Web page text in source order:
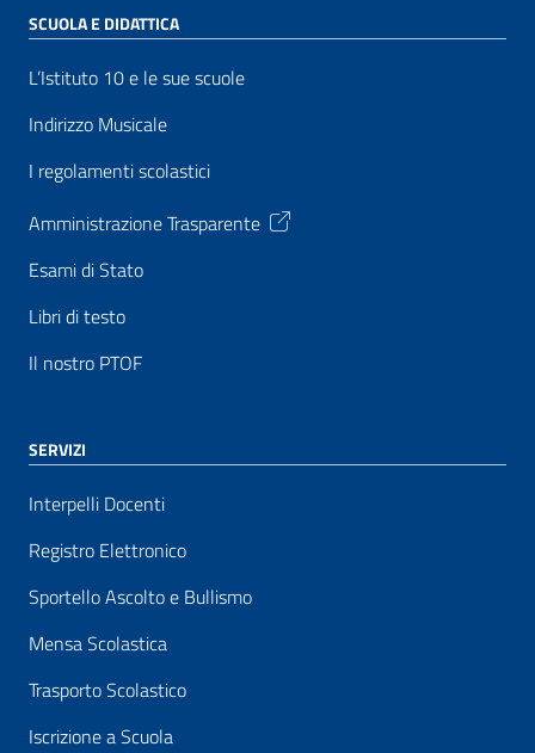
SCUOLA E DIDATTICA
L’Istituto 10 e le sue scuole
Indirizzo Musicale
I regolamenti scolastici
Amministrazione Trasparente
Esami di Stato
Libri di testo
Il nostro PTOF
SERVIZI
Interpelli Docenti
Registro Elettronico
Sportello Ascolto e Bullismo
Mensa Scolastica
Trasporto Scolastico
Iscrizione a Scuola